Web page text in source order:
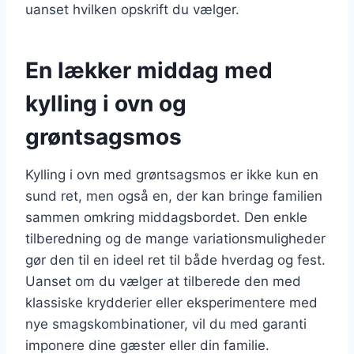
uanset hvilken opskrift du vælger.
En lækker middag med
kylling i ovn og
grøntsagsmos
Kylling i ovn med grøntsagsmos er ikke kun en
sund ret, men også en, der kan bringe familien
sammen omkring middagsbordet. Den enkle
tilberedning og de mange variationsmuligheder
gør den til en ideel ret til både hverdag og fest.
Uanset om du vælger at tilberede den med
klassiske krydderier eller eksperimentere med
nye smagskombinationer, vil du med garanti
imponere dine gæster eller din familie.